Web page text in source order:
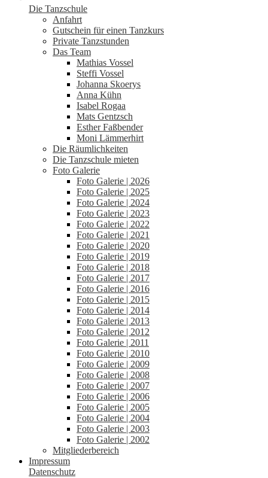
Die Tanzschule
Anfahrt
Gutschein für einen Tanzkurs
Private Tanzstunden
Das Team
Mathias Vossel
Steffi Vossel
Johanna Skoerys
Anna Kühn
Isabel Rogaa
Mats Gentzsch
Esther Faßbender
Moni Lämmerhirt
Die Räumlichkeiten
Die Tanzschule mieten
Foto Galerie
Foto Galerie | 2026
Foto Galerie | 2025
Foto Galerie | 2024
Foto Galerie | 2023
Foto Galerie | 2022
Foto Galerie | 2021
Foto Galerie | 2020
Foto Galerie | 2019
Foto Galerie | 2018
Foto Galerie | 2017
Foto Galerie | 2016
Foto Galerie | 2015
Foto Galerie | 2014
Foto Galerie | 2013
Foto Galerie | 2012
Foto Galerie | 2011
Foto Galerie | 2010
Foto Galerie | 2009
Foto Galerie | 2008
Foto Galerie | 2007
Foto Galerie | 2006
Foto Galerie | 2005
Foto Galerie | 2004
Foto Galerie | 2003
Foto Galerie | 2002
Mitgliederbereich
Impressum
Datenschutz